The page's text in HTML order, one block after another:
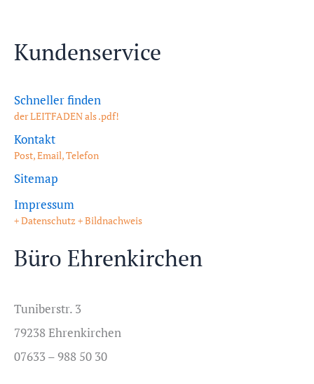
Kundenservice
Schneller finden
der LEITFADEN als .pdf!
Kontakt
Post, Email, Telefon
Sitemap
Impressum
+ Datenschutz + Bildnachweis
Büro Ehrenkirchen
Tuniberstr. 3
79238 Ehrenkirchen
07633 – 988 50 30